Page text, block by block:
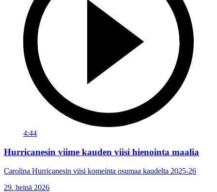
4:44
Hurricanesin viime kauden viisi hienointa maalia
Carolina Hurricanesin viisi komeinta osumaa kaudelta 2025-26
29. heinä 2026